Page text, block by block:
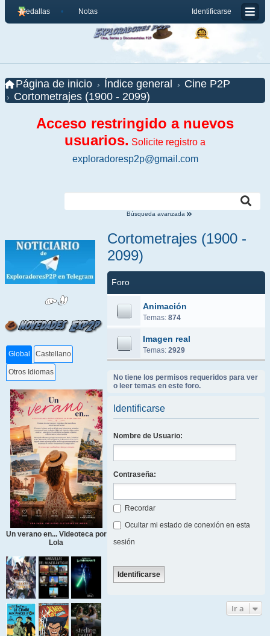
Identificarse
Medallas Notas
Página de inicio Índice general
Cine P2P
Cortometrajes (1900 - 2099)
Acceso restringido a nuevos
usuarios. Solicite registro a
exploradoresp2p@gmail.com
Búsqueda avanzada
Global Castellano
Otros Idiomas
Un verano en... Videoteca por
Lola
Cortometrajes (1900 -
2099)
Foro
Animación
Temas: 874
Imagen real
Temas: 2929
No tiene los permisos requeridos para ver
o leer temas en este foro.
Identificarse
Nombre de Usuario:
Contraseña:
Recordar
Ocultar mi estado de conexión en esta
sesión
Ir a